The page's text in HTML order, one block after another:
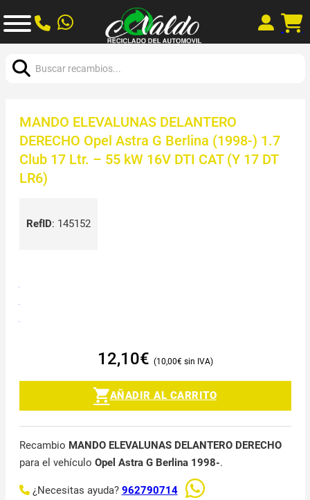
MANDO ELEVALUNAS DELANTERO
DERECHO Opel Astra G Berlina (1998-) 1.7
Club 17 Ltr. – 55 kW 16V DTI CAT (Y 17 DT
LR6)
RefID: 145152
12,10€ 10,00€
AÑADIR AL CARRITO
Recambio MANDO ELEVALUNAS DELANTERO DERECHO
para el vehículo Opel Astra G Berlina 1998-.
¿Necesitas ayuda? 962790714